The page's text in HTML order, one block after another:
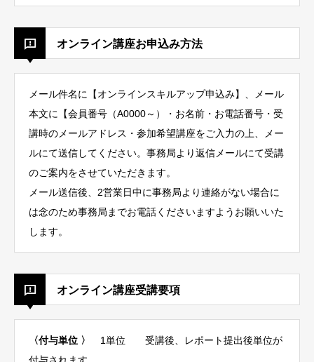
オンライン講座お申込み方法
メール件名に【オンラインスキルアップ申込み】、メール
本文に【会員番号（A0000～）・お名前・お電話番号・受
講時のメールアドレス・参加希望講座をご入力の上、メー
ルにて送信してください。事務局より返信メールにて受講
のご案内をさせていただきます。
メール送信後、2営業日中に事務局より連絡がない場合に
は念のため事務局までお電話くださいますようお願いいた
します。
オンライン講座受講要項
〈付与単位 〉 1単位 受講後、レポート提出後単位が